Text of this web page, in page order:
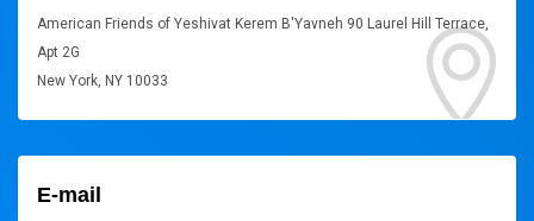
American Friends of Yeshivat Kerem B'Yavneh 90 Laurel Hill Terrace,
Apt 2G
New York, NY 10033
E-mail